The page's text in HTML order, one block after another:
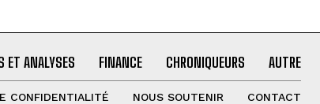
ET ANALYSES FINANCE CHRONIQUEURS AUTRE
CONFIDENTIALITÉ NOUS SOUTENIR CONTACT